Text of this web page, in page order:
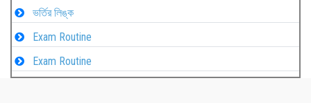
ভর্তির লিঙ্ক
Exam Routine
Exam Routine